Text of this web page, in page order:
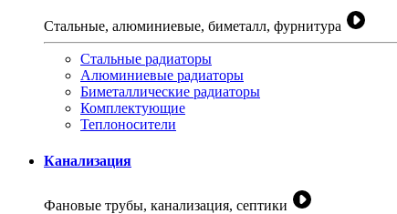
Стальные, алюминиевые, биметалл, фурнитура
Стальные радиаторы
Алюминиевые радиаторы
Биметаллические радиаторы
Комплектующие
Теплоносители
Канализация
Фановые трубы, канализация, септики